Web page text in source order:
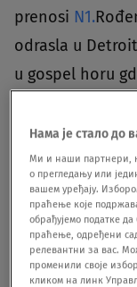
prenosi N1.
odrasla u
u gospel horu
je krenula
građanskih
Luterom
preokupacija
pevačičine
Нама је стало до
Ми и наши партнери,
о прегледању или
вашем уређају.
праћење које
обрађујемо податке
праћење, одређени
релевантни за вас.
променили своје
кликом на линк